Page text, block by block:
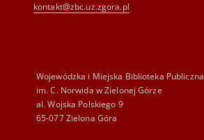
kontakt@zbc.uz.zgora.pl
Wojewódzka i Miejska Biblioteka Publiczna
im. C. Norwida w Zielonej Górze
al. Wojska Polskiego 9
65-077 Zielona Góra